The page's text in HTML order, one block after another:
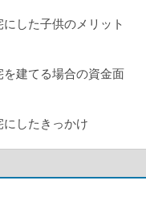
した子供のメリット
建てる場合の資金面
したきっかけ